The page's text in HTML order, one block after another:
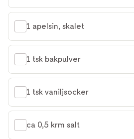
1 apelsin, skalet
1 tsk bakpulver
1 tsk vaniljsocker
ca 0,5 krm salt